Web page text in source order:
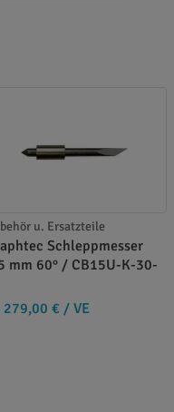
u. Ersatzteile
Schleppmesser
mm 60° / CB15U-K-30-
279,00 € / VE